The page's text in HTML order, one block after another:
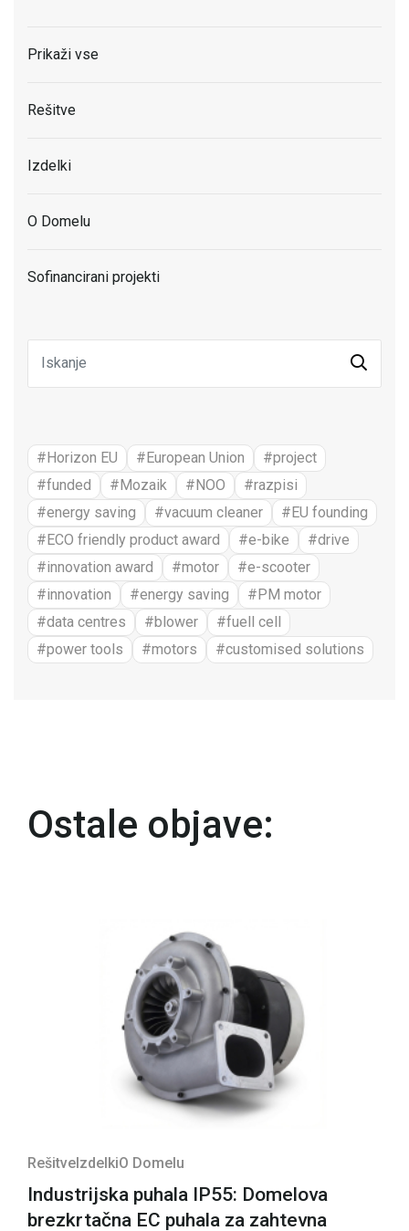
Prikaži vse
Rešitve
Izdelki
O Domelu
Sofinancirani projekti
#Horizon EU #European Union
#project
#funded
#Mozaik #NOO
#razpisi
#energy saving
#vacuum cleaner
#EU founding
#ECO friendly product award
#e-bike
#drive
#innovation award
#motor
#e-scooter
#innovation
#energy saving
#PM motor
#data centres
#blower
#fuell cell
#power tools
#motors #customised solutions
Ostale objave:
Rešitve IzdelkiO Domelu
Industrijska puhala IP55: Domelova
brezkrtačna EC puhala za zahtevna